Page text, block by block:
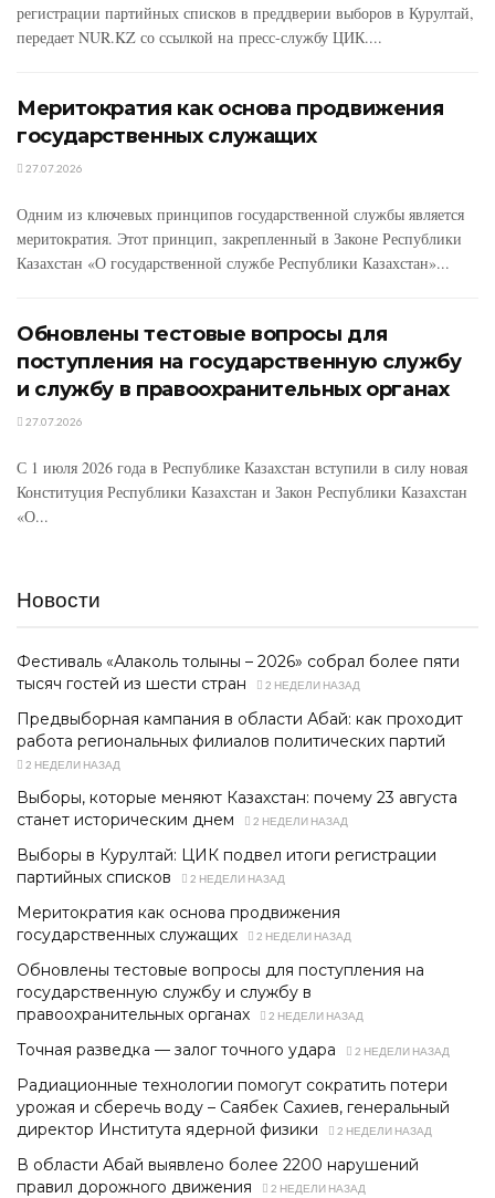
регистрации партийных списков в преддверии выборов в Курултай,
передает NUR.KZ со ссылкой на пресс-службу ЦИК....
Меритократия как основа продвижения
государственных служащих
27.07.2026
Одним из ключевых принципов государственной службы является
меритократия. Этот принцип, закрепленный в Законе Республики
Казахстан «О государственной службе Республики Казахстан»...
Обновлены тестовые вопросы для
поступления на государственную службу
и службу в правоохранительных органах
27.07.2026
С 1 июля 2026 года в Республике Казахстан вступили в силу новая
Конституция Республики Казахстан и Закон Республики Казахстан
«О...
Новости
Фестиваль «Алаколь толқыны – 2026» собрал более пяти
тысяч гостей из шести стран
2 НЕДЕЛИ НАЗАД
Предвыборная кампания в области Абай: как проходит
работа региональных филиалов политических партий
2 НЕДЕЛИ НАЗАД
Выборы, которые меняют Казахстан: почему 23 августа
станет историческим днем
2 НЕДЕЛИ НАЗАД
Выборы в Курултай: ЦИК подвел итоги регистрации
партийных списков
2 НЕДЕЛИ НАЗАД
Меритократия как основа продвижения
государственных служащих
2 НЕДЕЛИ НАЗАД
Обновлены тестовые вопросы для поступления на
государственную службу и службу в
правоохранительных органах
2 НЕДЕЛИ НАЗАД
Точная разведка — залог точного удара 2 НЕДЕЛИ НАЗАД
Радиационные технологии помогут сократить потери
урожая и сберечь воду – Саябек Сахиев, генеральный
директор Института ядерной физики
2 НЕДЕЛИ НАЗАД
В области Абай выявлено более 2200 нарушений
правил дорожного движения
2 НЕДЕЛИ НАЗАД